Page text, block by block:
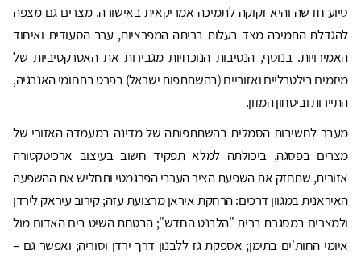
סיוע חדשה והיא זקוקה לתמיכה אמריקאית באישורה. מצרים גם מצפה
להגדלת התמיכה מצד בעלות בריתה המפרציות, ערב הסעודית ואיחוד
האמירויות. בנוסף, הנסיבות הנוכחיות מגבירות את האטרקטיביות של
מיזמים בילטרליים ואזוריים (בהשתתפות ישראל) בפרט בתחומי האנרגיה,
התיירות וביטחון המזון.
מעבר לחשיבות הסמלית בהשתתפותה של מדינה במעמדה האזורי של
מצרים בפסגה, ביכולתה למלא תפקיד חשוב בעיצוב ארכיטקטורה
אזורית, שתחזק את השפעת הציר הערבי הפרגמטי ותחליש את ההשפעה
האיראנית במגוון דרכים: הרחקת איראן מרצועת עזה; קירוב עיראק לירדן
ולמצרים במסגרת ברית "הלבנט החדש"; הבטחת השיט בים האדום מול
איומי החות'ים בתימן; אספקת גז ללבנון דרך ירדן וסוריה; ואפשר גם –